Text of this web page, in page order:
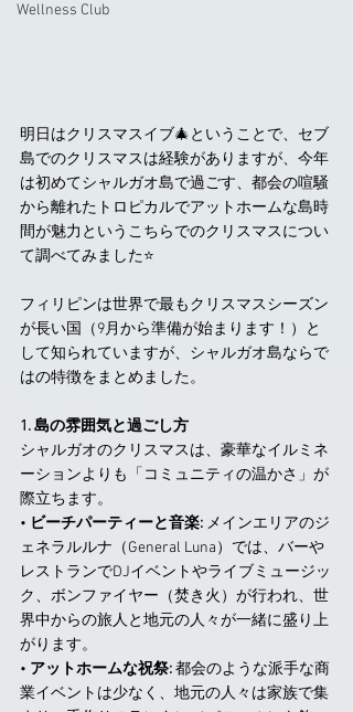
Wellness Club
明日はクリスマスイブ🎄ということで、セブ
島でのクリスマスは経験がありますが、今年
は初めてシャルガオ島で過ごす、都会の喧騒
から離れたトロピカルでアットホームな島時
間が魅力というこちらでのクリスマスについ
て調べてみました⭐️
フィリピンは世界で最もクリスマスシーズン
が長い国（9月から準備が始まります！）と
して知られていますが、シャルガオ島ならで
はの特徴をまとめました。
1. 島の雰囲気と過ごし方
シャルガオのクリスマスは、豪華なイルミネ
ーションよりも「コミュニティの温かさ」が
際立ちます。
• ビーチパーティーと音楽: メインエリアのジ
ェネラルルナ（General Luna）では、バーや
レストランでDJイベントやライブミュージッ
ク、ボンファイヤー（焚き火）が行われ、世
界中からの旅人と地元の人々が一緒に盛り上
がります。
• アットホームな祝祭: 都会のような派手な商
業イベントは少なく、地元の人々は家族で集